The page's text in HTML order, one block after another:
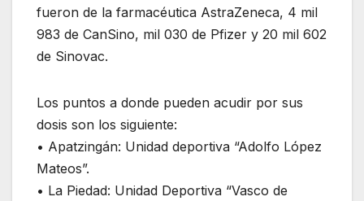
fueron de la farmacéutica AstraZeneca, 4 mil
983 de CanSino, mil 030 de Pfizer y 20 mil 602
de Sinovac.
Los puntos a donde pueden acudir por sus
dosis son los siguiente:
• Apatzingán: Unidad deportiva “Adolfo López
Mateos”.
• La Piedad: Unidad Deportiva “Vasco de